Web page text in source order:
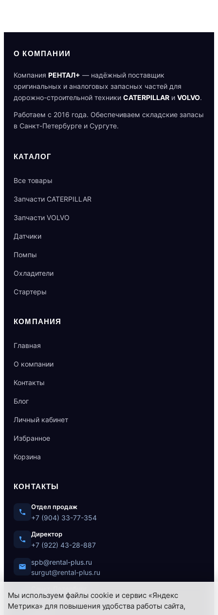
О КОМПАНИИ
Компания РЕНТАЛ+ — надёжный поставщик
оригинальных и аналоговых запасных частей для
дорожно-строительной техники CATERPILLAR и VOLVO.
Работаем с 2016 года. Обеспечиваем складские запасы
в Санкт-Петербурге и Сургуте.
КАТАЛОГ
Все товары
Запчасти CATERPILLAR
Запчасти VOLVO
Датчики
Помпы
Охладители
Стартеры
КОМПАНИЯ
Главная
О компании
Контакты
Блог
Личный кабинет
Избранное
Корзина
КОНТАКТЫ
Отдел продаж
+7 (904) 33-77-354
Директор
+7 (922) 43-28-887
spb@rental-plus.ru
surgut@rental-plus.ru
ул. Литовская, 10
Мы используем файлы cookie и сервис «Яндекс
Метрика» для повышения удобства работы сайта,